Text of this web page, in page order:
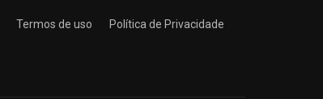
Termos de uso
Política de Privacidade